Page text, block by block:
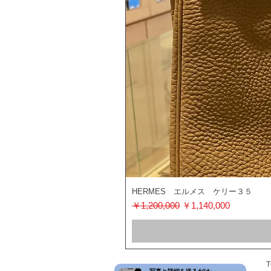
HERMES エルメス ケリー３５
通常価格
￥1,200,000 セール価格
￥1,140,000